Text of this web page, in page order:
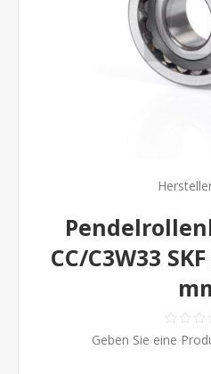
CC/C3W33
Geben Sie eine